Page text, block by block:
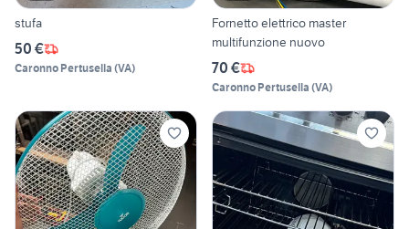
stufa
50 €
Caronno Pertusella (VA)
Fornetto elettrico master
multifunzione nuovo
70 €
Caronno Pertusella (VA)